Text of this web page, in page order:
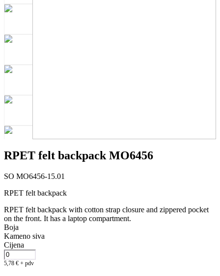
RPET felt backpack MO6456
SO MO6456-15.01
RPET felt backpack
RPET felt backpack with cotton strap closure and zippered pocket
on the front. It has a laptop compartment.
Boja
Kameno siva
Cijena
5,78 € + pdv